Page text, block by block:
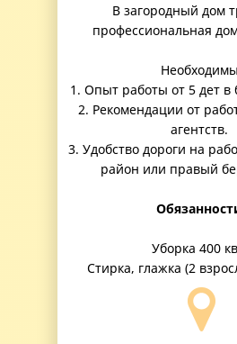
В загородный дом
профессиональная
1. Опыт работы от 5 дет в
2. Рекомендации от
агентств.
3. Удобство дороги на
район или правый
Уборка 400
Стирка, глажка (2